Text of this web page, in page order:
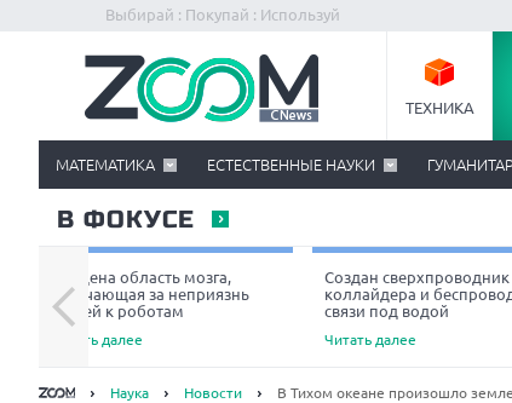
Выбирай : Покупай : Используй
ТЕХНИКА
МАТЕМАТИКА ЕСТЕСТВЕННЫЕ НАУКИ
В ФОКУСЕ
Найдена область мозга,
отвечающая за неприязнь
людей к роботам
Читать далее
Создан сверхпроводник
коллайдера и
связи под водой
Читать далее
Наука Новости В Тихом океане произошло